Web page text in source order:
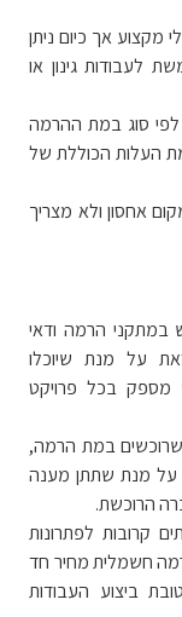
אך כיום ניתן
גינון או
סוג במת ההרמה
העלות הכוללת של
אחסון ולא מצריך
במתקני הרמה ודאי
על מנת שיוכלו
בכל פרויקט
במת הרמה,
על מנת שתתן מענה
הרוכשת.
קרובות לפתרונות
חשמלית מחיר חד
ביצוע העבודות